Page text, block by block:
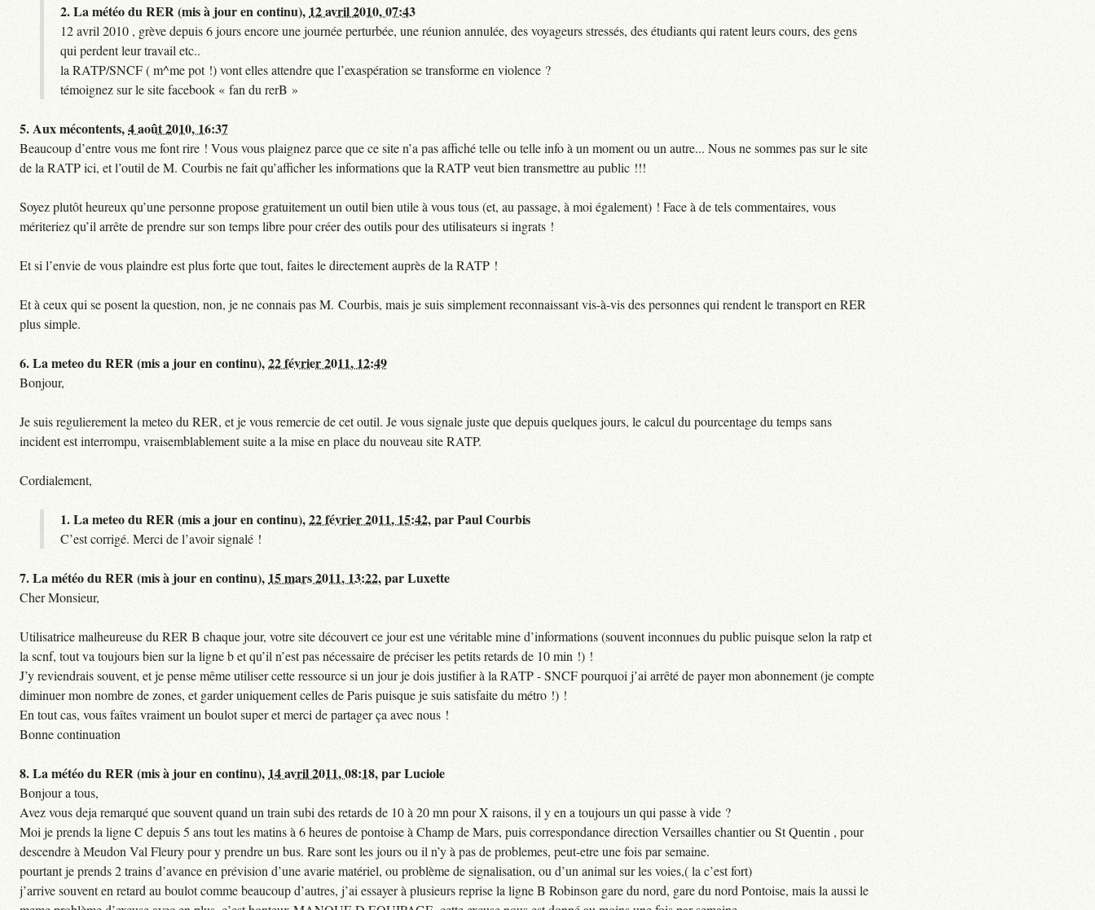
2.La météo du RER (mis à jour en continu), 12 avril 2010, 07:43
12 avril 2010 , grève depuis 6 jours encore une journée perturbée, une réunion annulée, des voyageurs stressés, des étudiants qui ratent leurs cours, des gens
qui perdent leur travail etc..
la RATP/SNCF ( m^me pot !) vont elles attendre que l’exaspération se transforme en violence ?
témoignez sur le site facebook « fan du rerB »
5.Aux mécontents,4 août 2010, 16:37
Beaucoup d’entre vous me font rire ! Vous vous plaignez parce que ce site n’a pas affiché telle ou telle info à un moment ou un autre... Nous ne sommes pas sur le site
de la RATP ici, et l’outil de M. Courbis ne fait qu’afficher les informations que la RATP veut bien transmettre au public !!!
Soyez plutôt heureux qu’une personne propose gratuitement un outil bien utile à vous tous (et, au passage, à moi également) ! Face à de tels commentaires, vous
mériteriez qu’il arrête de prendre sur son temps libre pour créer des outils pour des utilisateurs si ingrats !
Et si l’envie de vous plaindre est plus forte que tout, faites le directement auprès de la RATP !
Et à ceux qui se posent la question, non, je ne connais pas M. Courbis, mais je suis simplement reconnaissant vis-à-vis des personnes qui rendent le transport en RER
plus simple.
6.La meteo du RER (mis a jour en continu),22 février 2011, 12:49
Bonjour,
Je suis regulierement la meteo du RER, et je vous remercie de cet outil. Je vous signale juste que depuis quelques jours, le calcul du pourcentage du temps sans
incident est interrompu, vraisemblablement suite a la mise en place du nouveau site RATP.
Cordialement,
1.La meteo du RER (mis a jour en continu),22 février 2011, 15:42,parPaul Courbis
C’est corrigé. Merci de l’avoir signalé !
7.La météo du RER (mis à jour en continu), 15 mars 2011, 13:22,parLuxette
Cher Monsieur,
Utilisatrice malheureuse du RER B chaque jour, votre site découvert ce jour est une véritable mine d’informations (souvent inconnues du public puisque selon la ratp et
la scnf, tout va toujours bien sur la ligne b et qu’il n’est pas nécessaire de préciser les petits retards de 10 min !) !
J’y reviendrais souvent, et je pense même utiliser cette ressource si un jour je dois justifier à la RATP - SNCF pourquoi j’ai arrêté de payer mon abonnement (je compte
diminuer mon nombre de zones, et garder uniquement celles de Paris puisque je suis satisfaite du métro !) !
En tout cas, vous faîtes vraiment un boulot super et merci de partager ça avec nous !
Bonne continuation
8.La météo du RER (mis à jour en continu), 14 avril 2011, 08:18,parLuciole
Bonjour a tous,
Avez vous deja remarqué que souvent quand un train subi des retards de 10 à 20 mn pour X raisons, il y en a toujours un qui passe à vide ?
Moi je prends la ligne C depuis 5 ans tout les matins à 6 heures de pontoise à Champ de Mars, puis correspondance direction Versailles chantier ou St Quentin , pour
descendre à Meudon Val Fleury pour y prendre un bus. Rare sont les jours ou il n’y à pas de problemes, peut-etre une fois par semaine.
pourtant je prends 2 trains d’avance en prévision d’une avarie matériel, ou problème de signalisation, ou d’un animal sur les voies,( la c’est fort)
j’arrive souvent en retard au boulot comme beaucoup d’autres, j’ai essayer à plusieurs reprise la ligne B Robinson gare du nord, gare du nord Pontoise, mais la aussi le